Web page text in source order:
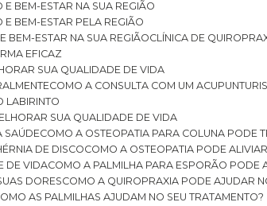
E BEM-ESTAR NA SUA REGIÃO
E BEM-ESTAR PELA REGIÃO
BEM-ESTAR NA SUA REGIÃO
CLÍNICA DE
EFICAZ
SUA QUALIDADE DE VIDA
COMO A CONSULTA COM UM
LABIRINTO
SUA QUALIDADE DE VIDA
SAÚDE
COMO A OSTEOPATIA PARA COLUNA PODE
DE DISCO
COMO A OSTEOPATIA PODE
DE VIDA
COMO A PALMILHA PARA ESPORÃO PODE
DORES
COMO A QUIROPRAXIA PODE AJUDAR
COMO AS PALMILHAS AJUDAM NO SEU TRATAMENTO?